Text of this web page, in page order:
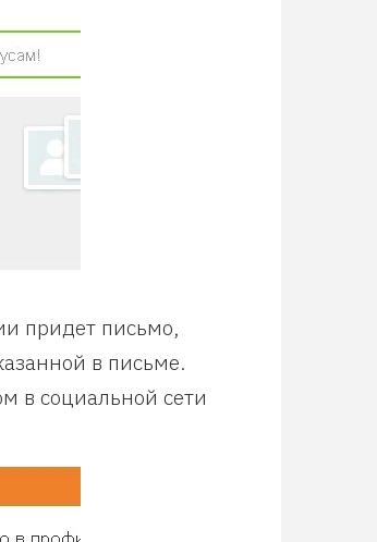
придет письмо,
в письме.
в социальной сети